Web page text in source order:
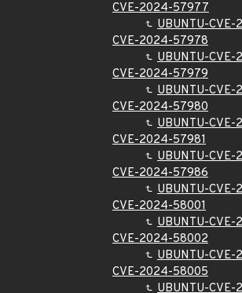
CVE-2024-57977
UBUNTU-
CVE-2024-57978
UBUNTU-
CVE-2024-57979
UBUNTU-
CVE-2024-57980
UBUNTU-
CVE-2024-57981
UBUNTU-
CVE-2024-57986
UBUNTU-
CVE-2024-58001
UBUNTU-
CVE-2024-58002
UBUNTU-
CVE-2024-58005
UBUNTU-